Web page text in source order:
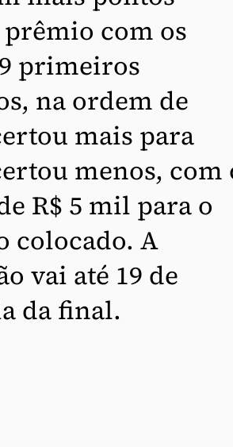
com os
primeiros
na ordem de
mais para
menos, com
R$ 5 mil para o
colocado. A
vai até 19 de
da final.